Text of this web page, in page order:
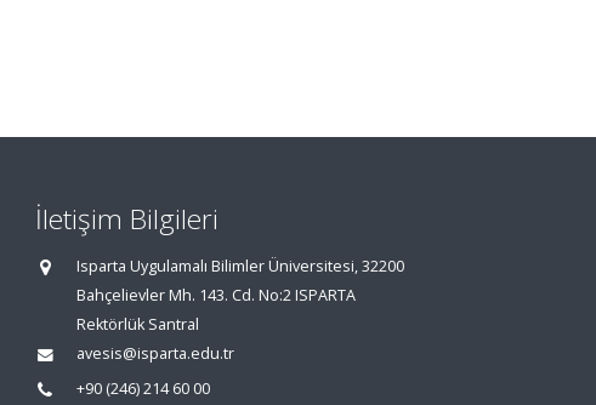
İletişim Bilgileri
Isparta Uygulamalı Bilimler Üniversitesi, 32200
Bahçelievler Mh. 143. Cd. No:2 ISPARTA
Rektörlük Santral
avesis@isparta.edu.tr
+90 (246) 214 60 00